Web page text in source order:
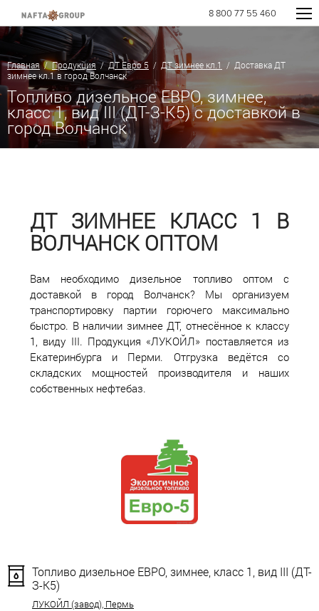
8 800 77 55 460
Главная/Продукция/ДТ Евро 5 / ДТ зимнее кл.1
/ Доставка ДТ
зимнее кл.1 в город Волчанск
Топливо дизельное ЕВРО, зимнее,
класс 1, вид III (ДТ-З-К5) с доставкой в
город Волчанск
ДТ ЗИМНЕЕ КЛАСС 1 В
ВОЛЧАНСК ОПТОМ
Вам необходимо дизельное топливо оптом с
доставкой в город Волчанск? Мы организуем
транспортировку партии горючего максимально
быстро. В наличии зимнее ДТ, отнесённое к классу
1, виду III. Продукция «ЛУКОЙЛ» поставляется из
Екатеринбурга и Перми. Отгрузка ведётся со
складских мощностей производителя и наших
собственных нефтебаз.
Топливо дизельное ЕВРО, зимнее, класс 1, вид III (ДТ-
З-К5)
ЛУКОЙЛ (завод), Пермь